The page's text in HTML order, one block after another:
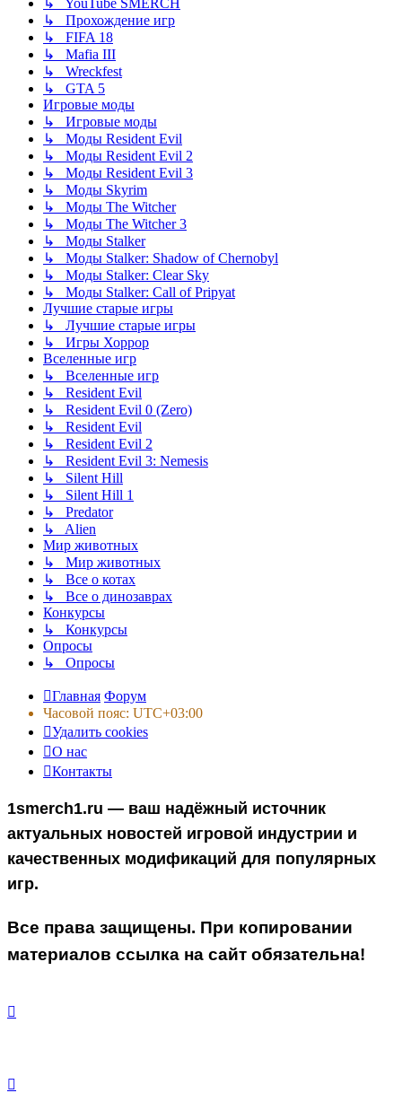
↳ Прохождение игр
↳ FIFA 18
↳ Mafia III
↳ Wreckfest
↳ GTA 5
Игровые моды
↳ Игровые моды
↳ Моды Resident Evil
↳ Моды Resident Evil 2
↳ Моды Resident Evil 3
↳ Моды Skyrim
↳ Моды The Witcher
↳ Моды The Witcher 3
↳ Моды Stalker
↳ Моды Stalker: Shadow of Chernobyl
↳ Моды Stalker: Clear Sky
↳ Моды Stalker: Call of Pripyat
Лучшие старые игры
↳ Лучшие старые игры
↳ Игры Хоррор
Вселенные игр
↳ Вселенные игр
↳ Resident Evil
↳ Resident Evil 0 (Zero)
↳ Resident Evil
↳ Resident Evil 2
↳ Resident Evil 3: Nemesis
↳ Silent Hill
↳ Silent Hill 1
↳ Predator
↳ Alien
Мир животных
↳ Мир животных
↳ Все о котах
↳ Все о динозаврах
Конкурсы
↳ Конкурсы
Опросы
↳ Опросы
Главная Форум
Часовой пояс: UTC+03:00
Удалить cookies
О нас
Контакты
1smerch1.ru — ваш надёжный источник
актуальных новостей игровой индустрии и
качественных модификаций для популярных
игр.
Все права защищены. При копировании
материалов ссылка на сайт обязательна!